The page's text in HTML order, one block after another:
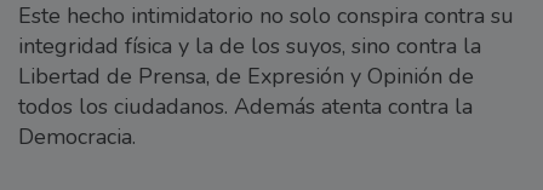
Este hecho intimidatorio no solo conspira contra su
integridad física y la de los suyos, sino contra la
Libertad de Prensa, de Expresión y Opinión de
todos los ciudadanos. Además atenta contra la
Democracia.